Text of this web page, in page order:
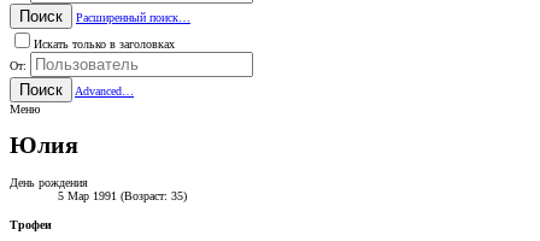
Поиск
Расширенный поиск…
Искать только в заголовках
От:
Поиск
Advanced…
Меню
Юлия
День рождения
5 Мар 1991 (Возраст: 35)
Трофеи